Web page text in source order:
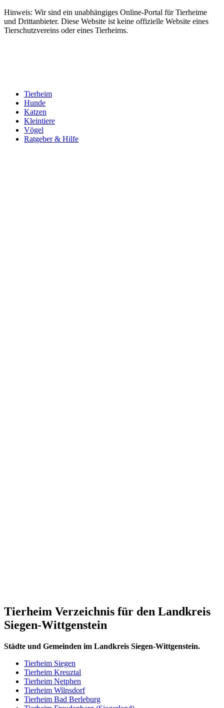
Hinweis: Wir sind ein unabhängiges Online-Portal für Tierheime
und Drittanbieter. Diese Website ist keine offizielle Website eines
Tierschutzvereins oder eines Tierheims.
Tierheim
Hunde
Katzen
Kleintiere
Vögel
Ratgeber & Hilfe
Tierheim Verzeichnis für den Landkreis
Siegen-Wittgenstein
Städte und Gemeinden im Landkreis Siegen-Wittgenstein.
Tierheim Siegen
Tierheim Kreuztal
Tierheim Netphen
Tierheim Wilnsdorf
Tierheim Bad Berleburg